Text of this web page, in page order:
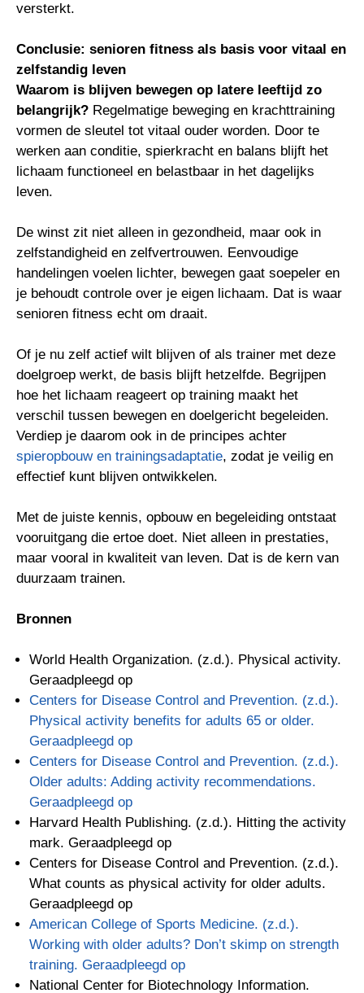
versterkt.
Conclusie: senioren fitness als basis voor vitaal en
zelfstandig leven
Waarom is blijven bewegen op latere leeftijd zo
belangrijk? Regelmatige beweging en krachttraining
vormen de sleutel tot vitaal ouder worden. Door te
werken aan conditie, spierkracht en balans blijft het
lichaam functioneel en belastbaar in het dagelijks
leven.
De winst zit niet alleen in gezondheid, maar ook in
zelfstandigheid en zelfvertrouwen. Eenvoudige
handelingen voelen lichter, bewegen gaat soepeler en
je behoudt controle over je eigen lichaam. Dat is waar
senioren fitness echt om draait.
Of je nu zelf actief wilt blijven of als trainer met deze
doelgroep werkt, de basis blijft hetzelfde. Begrijpen
hoe het lichaam reageert op training maakt het
verschil tussen bewegen en doelgericht begeleiden.
Verdiep je daarom ook in de principes achter
spieropbouw en trainingsadaptatie, zodat je veilig en
effectief kunt blijven ontwikkelen.
Met de juiste kennis, opbouw en begeleiding ontstaat
vooruitgang die ertoe doet. Niet alleen in prestaties,
maar vooral in kwaliteit van leven. Dat is de kern van
duurzaam trainen.
Bronnen
World Health Organization. (z.d.). Physical activity.
Geraadpleegd op
Centers for Disease Control and Prevention. (z.d.).
Physical activity benefits for adults 65 or older.
Geraadpleegd op
Centers for Disease Control and Prevention. (z.d.).
Older adults: Adding activity recommendations.
Geraadpleegd op
Harvard Health Publishing. (z.d.). Hitting the activity
mark. Geraadpleegd op
Centers for Disease Control and Prevention. (z.d.).
What counts as physical activity for older adults.
Geraadpleegd op
American College of Sports Medicine. (z.d.).
Working with older adults? Don’t skimp on strength
training. Geraadpleegd op
National Center for Biotechnology Information.